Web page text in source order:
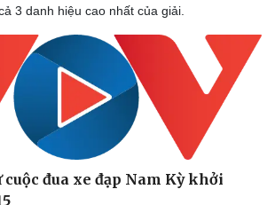
3 danh hiệu cao nhất của giải.
cuộc đua xe đạp Nam Kỳ khởi